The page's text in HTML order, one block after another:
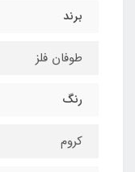
برند
طوفان فلز
رنگ
کروم